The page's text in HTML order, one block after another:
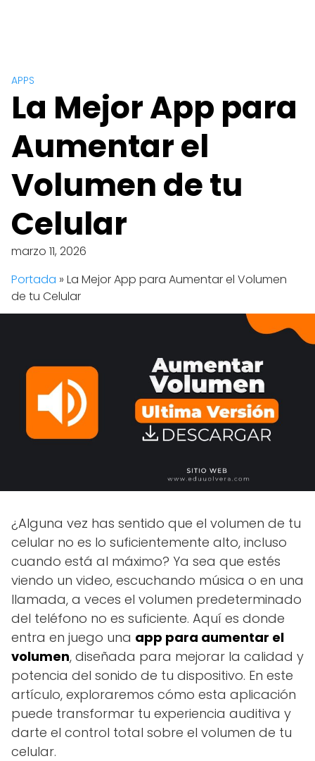
APPS
La Mejor App para
Aumentar el
Volumen de tu
Celular
marzo 11, 2026
Portada » La Mejor App para Aumentar el Volumen
de tu Celular
¿Alguna vez has sentido que el volumen de tu
celular no es lo suficientemente alto, incluso
cuando está al máximo? Ya sea que estés
viendo un video, escuchando música o en una
llamada, a veces el volumen predeterminado
del teléfono no es suficiente. Aquí es donde
entra en juego una app para aumentar el
volumen, diseñada para mejorar la calidad y
potencia del sonido de tu dispositivo. En este
artículo, exploraremos cómo esta aplicación
puede transformar tu experiencia auditiva y
darte el control total sobre el volumen de tu
celular.